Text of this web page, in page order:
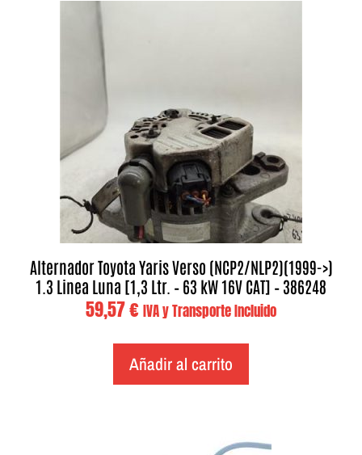
Alternador Toyota Yaris Verso (NCP2/NLP2)(1999->)
1.3 Linea Luna [1,3 Ltr. – 63 kW 16V CAT] – 386248
59,57€ IVA y Transporte Incluido
Añadir al carrito